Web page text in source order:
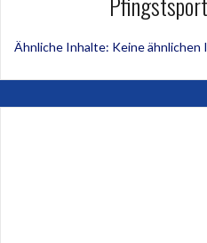
Ähnliche Inhalte: Keine ähnlichen